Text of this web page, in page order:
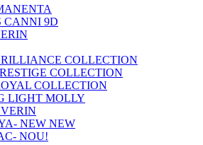
CANNI 9D
COLLECTION
COLLECTION
COLLECTION
LIGHT MOLLY
NEW NEW
NOU!